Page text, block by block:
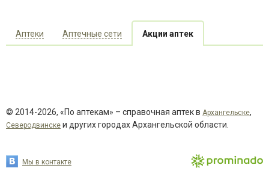
Аптеки Аптечные сети Акции аптек
© 2014-2026, «По аптекам» – справочная аптек в Архангельске,
Северодвинске и других городах Архангельской области.
Мы в контакте